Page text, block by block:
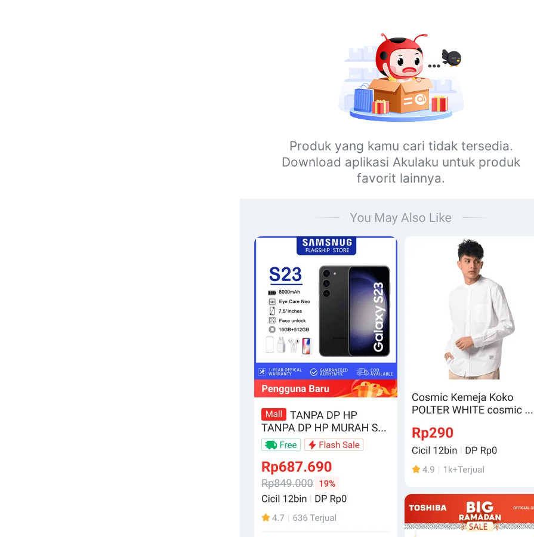
Produk yang kamu cari tidak tersedia.
Download aplikasi Akulaku untuk produk
favorit lainnya.